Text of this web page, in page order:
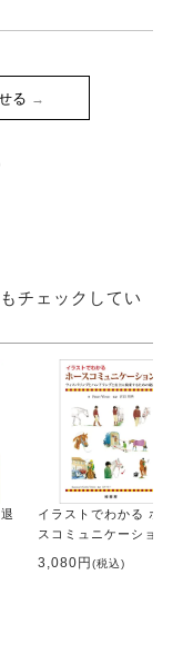
――誕生からデ
リアの選択肢
商という存在
しいのか
馬支援・養老牧
のJRA
私たちにできる
る
チェックしてい
イラストでわかる ホー
スコミュニケーション
3,080円(税込)